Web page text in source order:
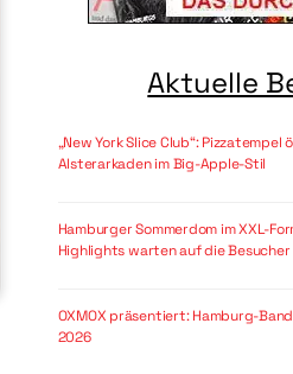
Aktuelle
„New York Slice Club“: Pizzatempel
Alsterarkaden im Big-Apple-Stil
Hamburger Sommerdom im XXL-
Highlights warten auf die Besucher
OXMOX präsentiert: Hamburg-
2026